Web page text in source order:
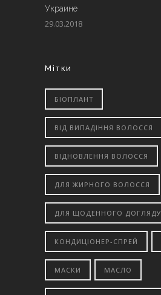
Украине
29.03.2018
Мітки
БІОПЛАНТ
ВІД ВИПАДІННЯ ВОЛОССЯ
ВІДНОВЛЕННЯ ВОЛОССЯ
ДЛЯ ЖИРНОГО ВОЛОССЯ
ДЛЯ ЩОДЕННОГО ДОГЛЯДУ
КОНДИЦІОНЕР-СПРЕЙ
МАСКИ МАСЛО